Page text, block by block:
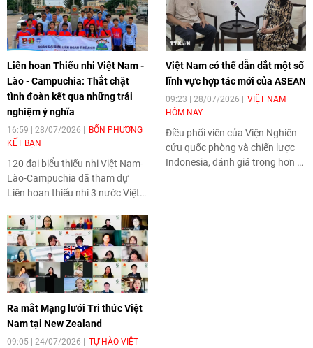
Sputnik nhân kỷ niệm 75 năm
Quốc khánh Việt Nam.
Liên hoan Thiếu nhi Việt Nam -
Lào - Campuchia: Thắt chặt
tình đoàn kết qua những trải
nghiệm ý nghĩa
16:59 | 28/07/2026
BỐN PHƯƠNG
KẾT BẠN
120 đại biểu thiếu nhi Việt Nam-
Lào-Campuchia đã tham dự
Liên hoan thiếu nhi 3 nước Việt
năm 2026 với chủ đề “Vòng tay
bè bạn”, khai mạc sáng 28/7 tại
Thành phố Hồ Chí Minh.
Việt Nam có thể dẫn dắt một số
lĩnh vực hợp tác mới của ASEAN
09:23 | 28/07/2026
VIỆT NAM
HÔM NAY
Điều phối viên của Viện Nghiên
cứu quốc phòng và chiến lược
Indonesia, đánh giá trong hơn 3
Ra mắt Mạng lưới Tri thức Việt
Nam tại New Zealand
09:05 | 24/07/2026
TỰ HÀO VIỆT